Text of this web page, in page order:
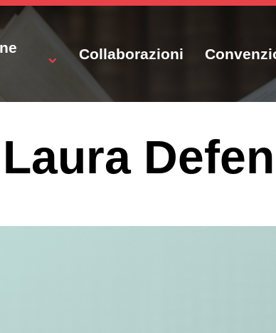
Collaborazioni
Laura